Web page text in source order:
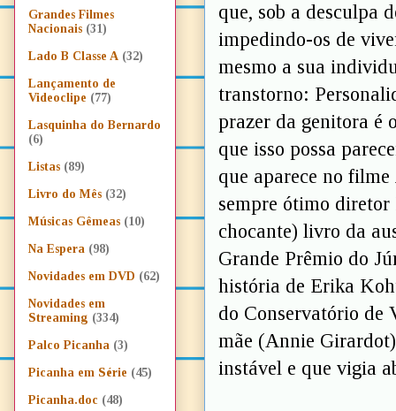
que, sob a desculpa
impedindo-os de
mesmo a sua
transtorno:
prazer da genitora é
que isso possa
que aparece no filme
sempre ótimo diretor
chocante) livro da
Grande Prêmio do
história de Erika
do Conservatório de
mãe (Annie
instável e que vigia
Grandes Filmes
Nacionais (31)
Lado B Classe A (32)
Lançamento de
Videoclipe (77)
Lasquinha do Bernardo
(6)
Listas (89)
Livro do Mês (32)
Músicas Gêmeas (10)
Na Espera (98)
Novidades em DVD (62)
Novidades em
Streaming (334)
Palco Picanha (3)
Picanha em Série (45)
Picanha.doc (48)